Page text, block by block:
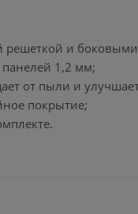
решеткой и
1,2 мм;
от пыли и
покрытие;